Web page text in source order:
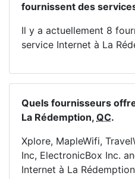
fournissent des
Il y a actuellement 8
service Internet à La
Quels fournisseurs
La Rédemption, QC.
Xplore, MapleWifi,
Inc, ElectronicBox Inc.
Internet à La